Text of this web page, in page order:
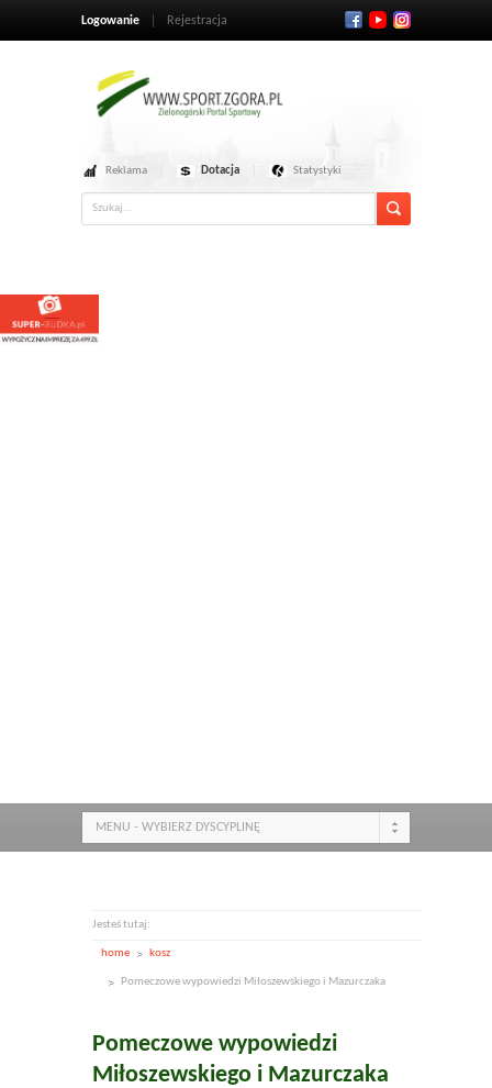
Logowanie Rejestracja
Reklama Dotacja Statystyki
MENU - WYBIERZ DYSCYPLINĘ
Jesteś tutaj:
home kosz
Pomeczowe wypowiedzi Miłoszewskiego i Mazurczaka
Pomeczowe wypowiedzi
Miłoszewskiego i Mazurczaka